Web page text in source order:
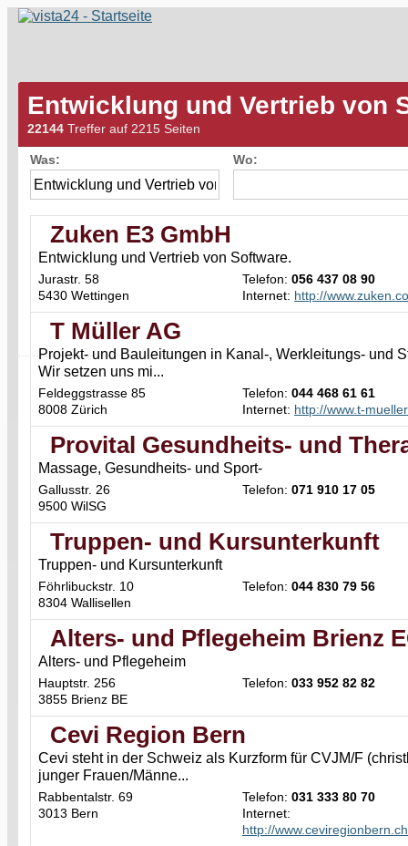
Entwicklung und Vertrieb von
22144 Treffer auf 2215 Seiten
Was: Wo:
Zuken E3 GmbH
Entwicklung und Vertrieb von Software.
Jurastr. 58
5430 Wettingen
Telefon: 056 437 08 90
Internet: http://
T Müller AG
Projekt- und Bauleitungen in Kanal-, Werkleitungs- und
Wir setzen uns mi...
Feldeggstrasse 85
8008 Zürich
Telefon: 044 468 61 61
Internet: http://www.t-
Provital Gesundheits- und
Massage, Gesundheits- und Sport-
Gallusstr. 26
9500 WilSG
Telefon: 071 910 17 05
Truppen- und Kursunterkunft
Truppen- und Kursunterkunft
Föhrlibuckstr. 10
8304 Wallisellen
Telefon: 044 830 79 56
Alters- und Pflegeheim Brienz
Alters- und Pflegeheim
Hauptstr. 256
3855 Brienz BE
Telefon: 033 952 82 82
Cevi Region Bern
Cevi steht in der Schweiz als Kurzform für CVJM/F
junger Frauen/Männe...
Rabbentalstr. 69
3013 Bern
Telefon: 031 333 80 70
Internet:
http://www.ceviregionbern.ch